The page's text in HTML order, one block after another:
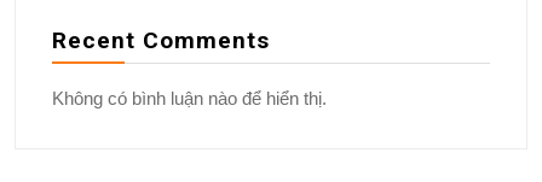
Recent Comments
Không có bình luận nào để hiển thị.